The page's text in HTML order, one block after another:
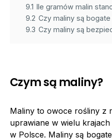
9.1 Ile gramów malin
9.2 Czy maliny są
9.3 Czy maliny są
Czym są maliny?
Maliny to owoce rośliny z
uprawiane w wielu
w Polsce. Maliny są